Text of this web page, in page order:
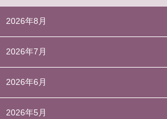
2026年8月
2026年7月
2026年6月
2026年5月